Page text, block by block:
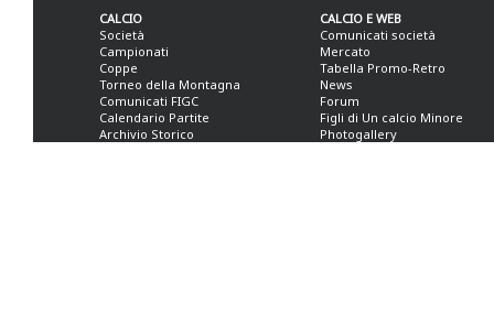
CALCIO
Società
Campionati
Coppe
Torneo della Montagna
Comunicati FIGC
Calendario Partite
Archivio Storico
CALCIO E WEB
Comunicati società
Mercato
Tabella Promo-Retro
News
Forum
Figli di Un calcio Minore
Photogallery